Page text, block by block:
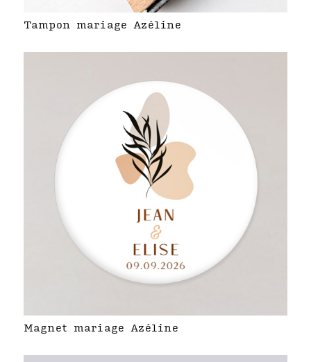
Tampon mariage Azéline
Magnet mariage Azéline